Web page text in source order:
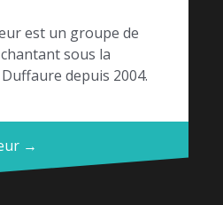
est un groupe de
sous la
depuis 2004.
→